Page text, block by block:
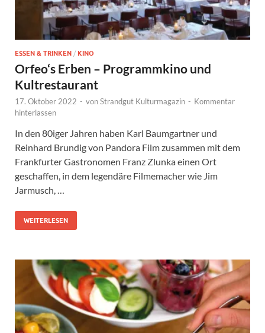
ESSEN & TRINKEN / KINO
Orfeo‘s Erben – Programmkino und
Kultrestaurant
17. Oktober 2022 - vonStrandgut Kulturmagazin - Kommentar
hinterlassen
In den 80iger Jahren haben Karl Baumgartner und
Reinhard Brundig von Pandora Film zusammen mit dem
Frankfurter Gastronomen Franz Zlunka einen Ort
geschaffen, in dem legendäre Filmemacher wie Jim
Jarmusch, …
WEITERLESEN